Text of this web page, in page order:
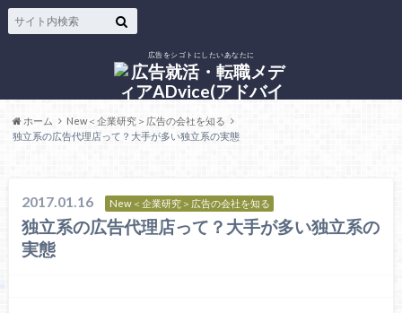
広告をシゴトにしたいあなたに
ホーム
New＜企業研究＞広告の会社を知る
独立系の広告代理店って？大手が多い独立系の実態
2017.01.16 New＜企業研究＞広告の会社を知る
独立系の広告代理店って？大手が多い独立系の
実態